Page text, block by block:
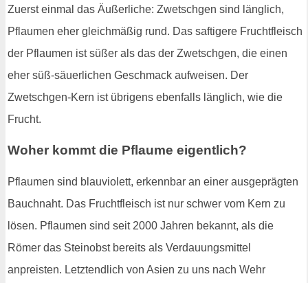
Zuerst einmal das Äußerliche: Zwetschgen sind länglich,
Pflaumen eher gleichmäßig rund. Das saftigere Fruchtfleisch
der Pflaumen ist süßer als das der Zwetschgen, die einen
eher süß-säuerlichen Geschmack aufweisen. Der
Zwetschgen-Kern ist übrigens ebenfalls länglich, wie die
Frucht.
Woher kommt die Pflaume eigentlich?
Pflaumen sind blauviolett, erkennbar an einer ausgeprägten
Bauchnaht. Das Fruchtfleisch ist nur schwer vom Kern zu
lösen. Pflaumen sind seit 2000 Jahren bekannt, als die
Römer das Steinobst bereits als Verdauungsmittel
anpreisten. Letztendlich von Asien zu uns nach Wehr